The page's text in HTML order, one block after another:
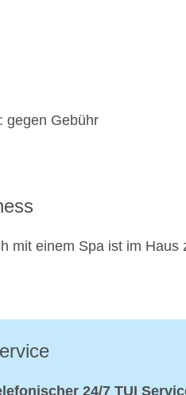
gegen Gebühr
mit einem Spa ist im Haus
24/7 TUI